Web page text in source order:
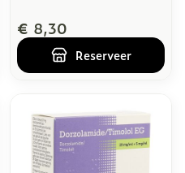
€ 8,30
Reserveer